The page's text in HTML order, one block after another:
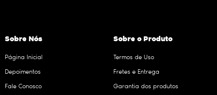
Sobre Nós
Página Inicial
Depoimentos
Fale Conosco
Sobre o Produto
Termos de Uso
Fretes e Entrega
Garantia dos produtos